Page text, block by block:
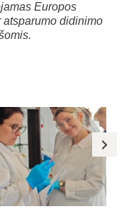
Europos
didinimo